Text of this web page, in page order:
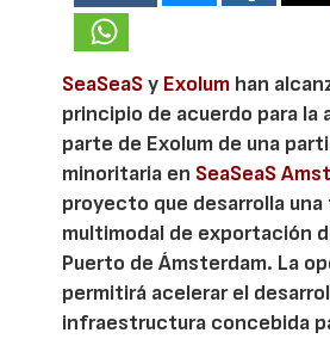
SeaSeaSy Exolum han
principio de acuerdo para la
parte de Exolum de una
minoritaria en SeaSeaS
proyecto que desarrolla
multimodal de exportación
Puerto de Ámsterdam. La
permitirá acelerar el
infraestructura concebida